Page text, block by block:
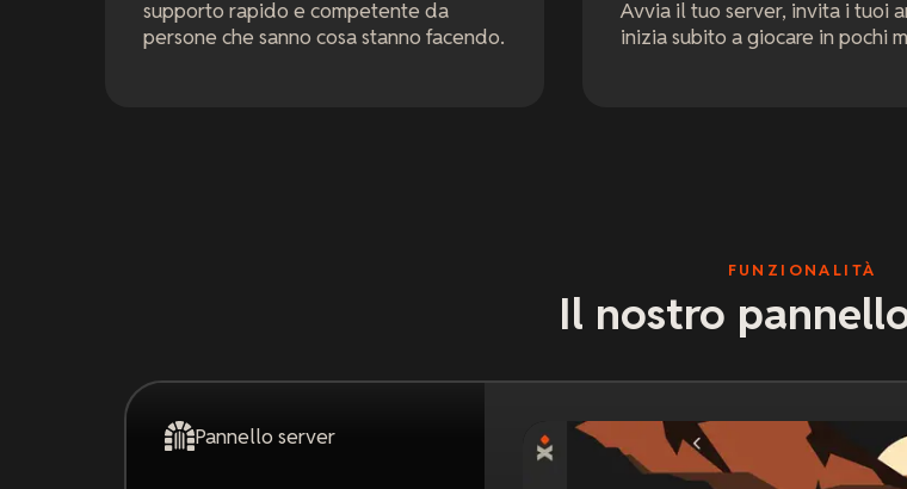
supporto rapido e competente da
persone che sanno cosa stanno facendo.
Avvia il tuo server, invita i tuoi
inizia subito a giocare in pochi
FUNZIONALITÀ
Il nostro
Pannello server